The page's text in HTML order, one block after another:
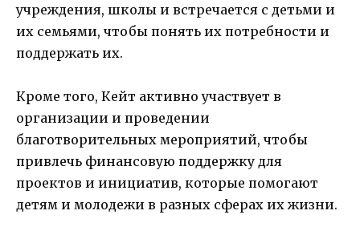
учреждения, школы и встречается с детьми и
их семьями, чтобы понять их потребности и
поддержать их.
Кроме того, Кейт активно участвует в
организации и проведении
благотворительных мероприятий, чтобы
привлечь финансовую поддержку для
проектов и инициатив, которые помогают
детям и молодежи в разных сферах их жизни.